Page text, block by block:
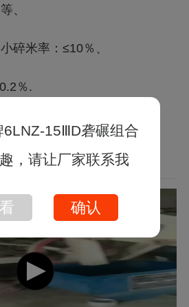
、
碎米率：≤10％、
％.
6LNZ-15ⅢD砻碾组合
，请让厂家联系我
确认